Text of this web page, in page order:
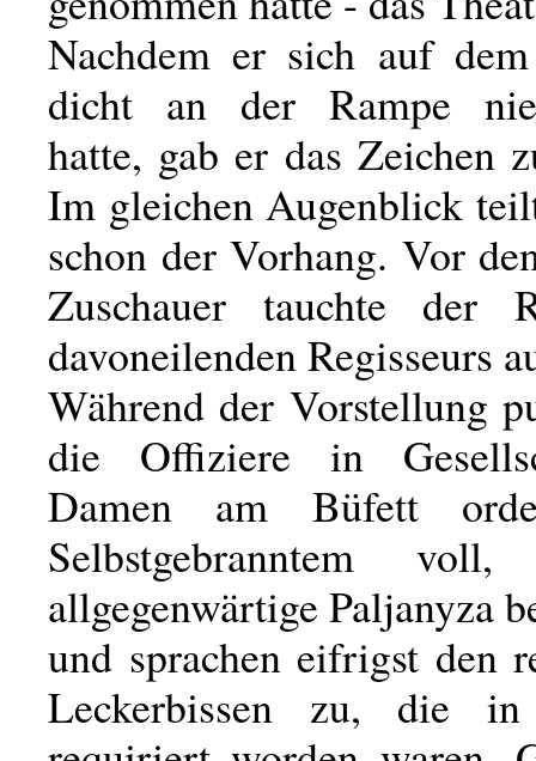
Nachdem er sich auf
dicht an der Rampe
hatte, gab er das Zeichen
Im gleichen Augenblick
schon der Vorhang. Vor
Zuschauer tauchte der
davoneilenden Regisseurs
Während der Vorstellung
die Offiziere in
Damen am Büfett
Selbstgebranntem
allgegenwärtige Paljanyza
und sprachen eifrigst den
Leckerbissen zu, die